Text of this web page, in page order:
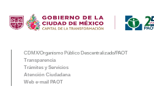
CDMX/Organismo Público Descentralizado/PAOT
Transparencia
Trámites y Servicios
Atención Ciudadana
Web e-mail PAOT